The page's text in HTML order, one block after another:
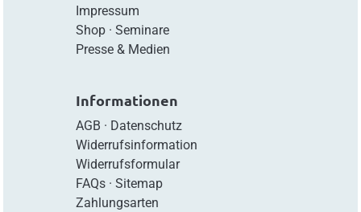
Impressum
Shop· Seminare
Presse & Medien
Informationen
AGB · Datenschutz
Widerrufsinformation
Widerrufsformular
FAQs· Sitemap
Zahlungsarten